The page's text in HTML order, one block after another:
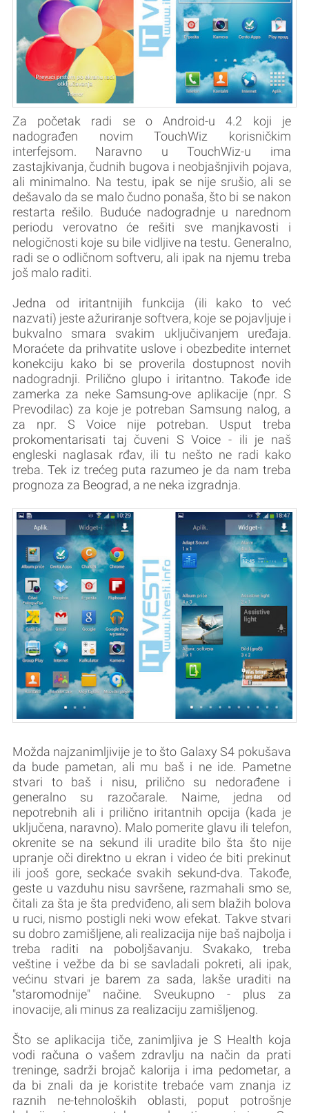
Za početak radi se o Android-u 4.2 koji je
nadograđen novim TouchWiz korisničkim
interfejsom. Naravno u TouchWiz-u ima
zastajkivanja, čudnih bugova i neobjašnjivih pojava,
ali minimalno. Na testu, ipak se nije srušio, ali se
dešavalo da se malo čudno ponaša, što bi se nakon
restarta rešilo. Buduće nadogradnje u narednom
periodu verovatno će rešiti sve manjkavosti i
nelogičnosti koje su bile vidljive na testu. Generalno,
radi se o odličnom softveru, ali ipak na njemu treba
još malo raditi.
Jedna od iritantnijih funkcija (ili kako to već
nazvati) jeste ažuriranje softvera, koje se pojavljuje i
bukvalno smara svakim uključivanjem uređaja.
Moraćete da prihvatite uslove i obezbedite internet
konekciju kako bi se proverila dostupnost novih
nadogradnji. Prilično glupo i iritantno. Takođe ide
zamerka za neke Samsung-ove aplikacije (npr. S
Prevodilac) za koje je potreban Samsung nalog, a
za npr. S Voice nije potreban. Usput treba
prokomentarisati taj čuveni S Voice - ili je naš
engleski naglasak rđav, ili tu nešto ne radi kako
treba. Tek iz trećeg puta razumeo je da nam treba
prognoza za Beograd, a ne neka izgradnja.
Možda najzanimljivije je to što Galaxy S4 pokušava
da bude pametan, ali mu baš i ne ide. Pametne
stvari to baš i nisu, prilično su nedorađene i
generalno su razočarale. Naime, jedna od
nepotrebnih ali i prilično iritantnih opcija (kada je
uključena, naravno). Malo pomerite glavu ili telefon,
okrenite se na sekund ili uradite bilo šta što nije
upranje oči direktno u ekran i video će biti prekinut
ili jooš gore, seckaće svakih sekund-dva. Takođe,
geste u vazduhu nisu savršene, razmahali smo se,
čitali za šta je šta predviđeno, ali sem blažih bolova
u ruci, nismo postigli neki wow efekat. Takve stvari
su dobro zamišljene, ali realizacija nije baš najbolja i
treba raditi na poboljšavanju. Svakako, treba
veštine i vežbe da bi se savladali pokreti, ali ipak,
većinu stvari je barem za sada, lakše uraditi na
"staromodnije" načine. Sveukupno - plus za
inovacije, ali minus za realizaciju zamišljenog.
Što se aplikacija tiče, zanimljiva je S Health koja
vodi računa o vašem zdravlju na način da prati
treninge, sadrži brojač kalorija i ima pedometar, a
da bi znali da je koristite trebaće vam znanja iz
raznih ne-tehnoloških oblasti, poput potrošnje